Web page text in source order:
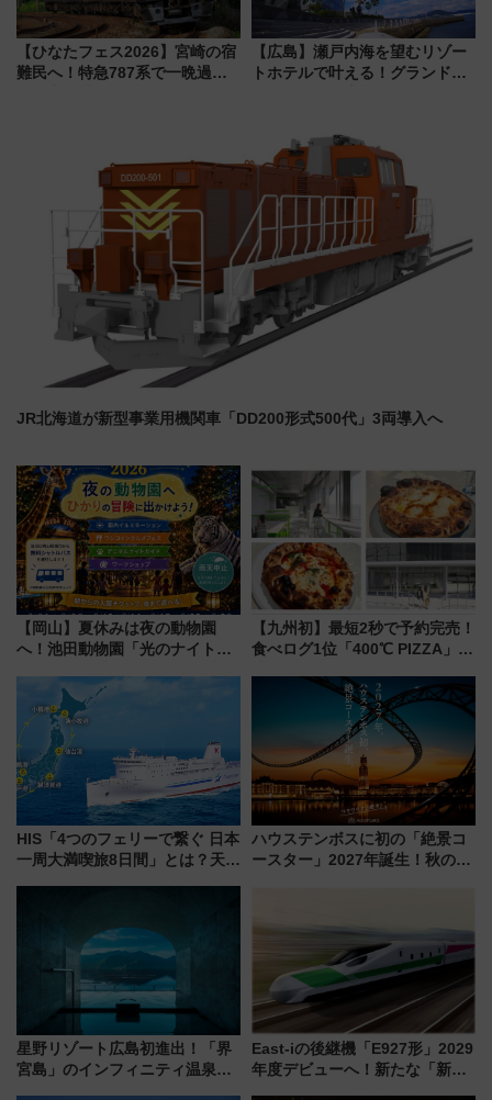
【ひなたフェス2026】宮崎の宿
難民へ！特急787系で一晩過ご
【広島】瀬戸内海を望むリゾー
トホテルで叶える！グランドプ
ープラン
JR北海道が新型事業用機関車「DD200形式500代」3両導入へ
【岡山】夏休みは夜の動物園
へ！池田動物園「光のナイトズ
【九州初】最短2秒で予約完売！
食べログ1位「400℃ PIZZA」が
プン。もつ鍋風など限定メニュ
HIS「4つのフェリーで繋ぐ 日本
一周大満喫旅8日間」とは？天橋
しめるプランが登場
ハウステンボスに初の「絶景コ
ースター」2027年誕生！秋の
星野リゾート広島初進出！「界
宮島」のインフィニティ温泉と
East-iの後継機「E927形」2029
年度デビューへ！新たな「新幹